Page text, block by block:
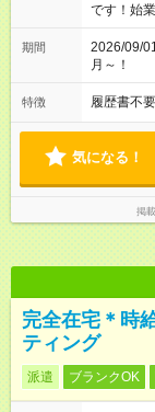
です！始
期間
2026/09/
月～！
特徴 履歴書不要
気になる！
掲
完全在宅＊時
ティング
派遣 ブランクOK